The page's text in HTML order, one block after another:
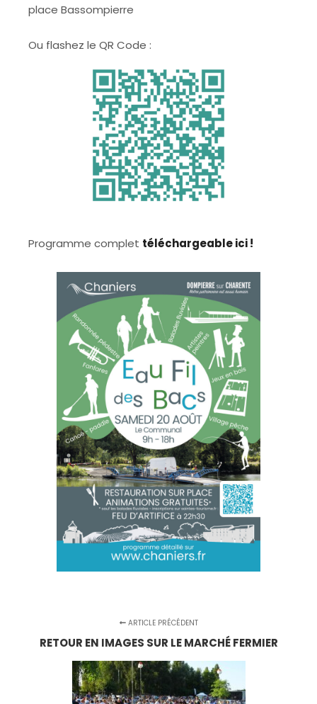
place Bassompierre
Ou flashez le QR Code :
Programme complet téléchargeable ici !
ARTICLE PRÉCÉDENT
RETOUR EN IMAGES SUR LE MARCHÉ FERMIER